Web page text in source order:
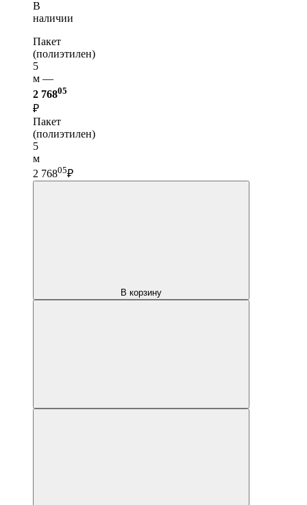
В
наличии
Пакет
(полиэтилен)
5
м —
2 76805
₽
Пакет
(полиэтилен)
5
м
2 76805₽
В корзину